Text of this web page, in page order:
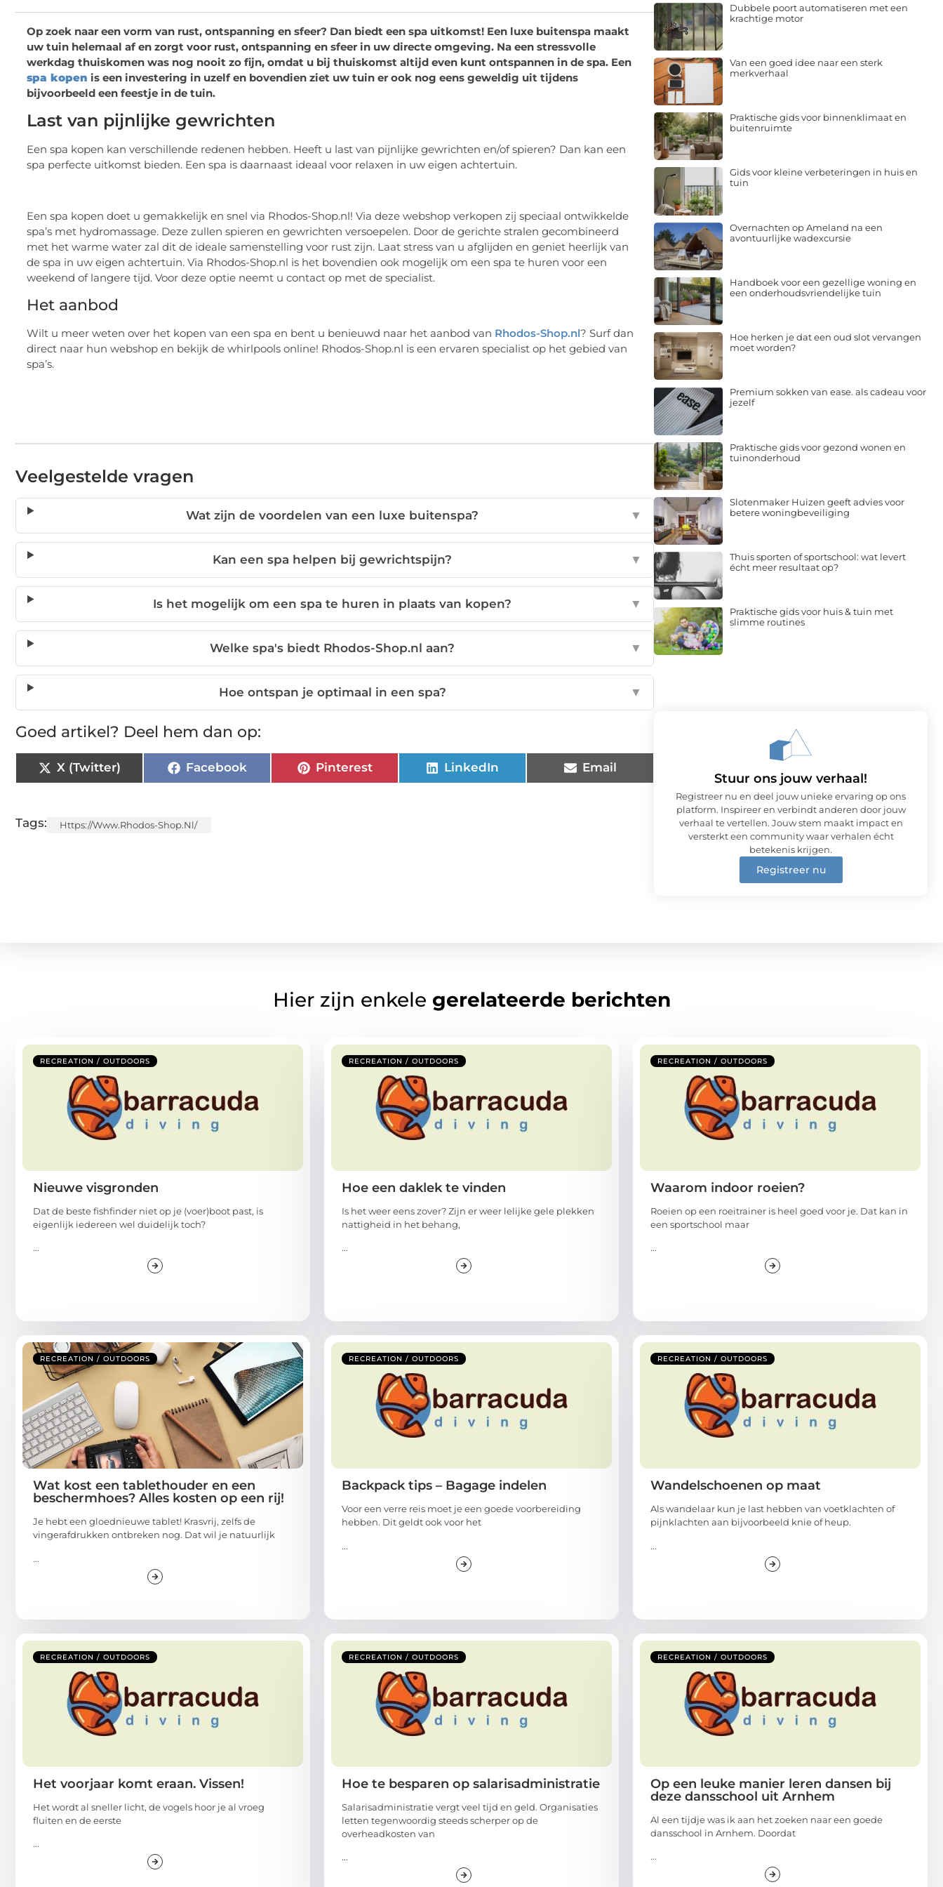
Op zoek naar een vorm van rust, ontspanning en sfeer? Dan biedt een spa uitkomst! Een luxe buitenspa maakt
uw tuin helemaal af en zorgt voor rust, ontspanning en sfeer in uw directe omgeving. Na een stressvolle
werkdag thuiskomen was nog nooit zo fijn, omdat u bij thuiskomst altijd even kunt ontspannen in de spa. Een
spa kopen is een investering in uzelf en bovendien ziet uw tuin er ook nog eens geweldig uit tijdens
bijvoorbeeld een feestje in de tuin.
Last van pijnlijke gewrichten
Een spa kopen kan verschillende redenen hebben. Heeft u last van pijnlijke gewrichten en/of spieren? Dan kan een
spa perfecte uitkomst bieden. Een spa is daarnaast ideaal voor relaxen in uw eigen achtertuin.
Een spa kopen doet u gemakkelijk en snel via Rhodos-Shop.nl! Via deze webshop verkopen zij speciaal ontwikkelde
spa’s met hydromassage. Deze zullen spieren en gewrichten versoepelen. Door de gerichte stralen gecombineerd
met het warme water zal dit de ideale samenstelling voor rust zijn. Laat stress van u afglijden en geniet heerlijk van
de spa in uw eigen achtertuin. Via Rhodos-Shop.nl is het bovendien ook mogelijk om een spa te huren voor een
weekend of langere tijd. Voor deze optie neemt u contact op met de specialist.
Het aanbod
Wilt u meer weten over het kopen van een spa en bent u benieuwd naar het aanbod van Rhodos-Shop.nl? Surf dan
direct naar hun webshop en bekijk de whirlpools online! Rhodos-Shop.nl is een ervaren specialist op het gebied van
spa’s.
Veelgestelde vragen
Wat zijn de voordelen van een luxe buitenspa? ▼
Kan een spa helpen bij gewrichtspijn? ▼
Is het mogelijk om een spa te huren in plaats van kopen? ▼
Welke spa's biedt Rhodos-Shop.nl aan? ▼
Hoe ontspan je optimaal in een spa? ▼
Goed artikel? Deel hem dan op:
X (Twitter) Facebook Pinterest LinkedIn Email
Tags: Https://www.rhodos-Shop.nl/
Dubbele poort automatiseren met een
krachtige motor
Van een goed idee naar een sterk
merkverhaal
Praktische gids voor binnenklimaat en
buitenruimte
Gids voor kleine verbeteringen in huis en
tuin
Overnachten op Ameland na een
avontuurlijke wadexcursie
Handboek voor een gezellige woning en
een onderhoudsvriendelijke tuin
Hoe herken je dat een oud slot vervangen
moet worden?
Premium sokken van ease. als cadeau voor
jezelf
Praktische gids voor gezond wonen en
tuinonderhoud
Slotenmaker Huizen geeft advies voor
betere woningbeveiliging
Thuis sporten of sportschool: wat levert
écht meer resultaat op?
Praktische gids voor huis & tuin met
slimme routines
Stuur ons jouw verhaal!
Registreer nu en deel jouw unieke ervaring op ons
platform. Inspireer en verbindt anderen door jouw
verhaal te vertellen. Jouw stem maakt impact en
versterkt een community waar verhalen écht
betekenis krijgen.
Registreer nu
Hier zijn enkele gerelateerde berichten
RECREATION / OUTDOORS
Nieuwe visgronden
Dat de beste fishfinder niet op je (voer)boot past, is
eigenlijk iedereen wel duidelijk toch?
...
RECREATION / OUTDOORS
Hoe een daklek te vinden
Is het weer eens zover? Zijn er weer lelijke gele plekken
nattigheid in het behang,
...
RECREATION / OUTDOORS
Waarom indoor roeien?
Roeien op een roeitrainer is heel goed voor je. Dat kan in
een sportschool maar
...
RECREATION / OUTDOORS
Wat kost een tablethouder en een
beschermhoes? Alles kosten op een rij!
Je hebt een gloednieuwe tablet! Krasvrij, zelfs de
vingerafdrukken ontbreken nog. Dat wil je natuurlijk
...
RECREATION / OUTDOORS
Backpack tips – Bagage indelen
Voor een verre reis moet je een goede voorbereiding
hebben. Dit geldt ook voor het
...
RECREATION / OUTDOORS
Wandelschoenen op maat
Als wandelaar kun je last hebben van voetklachten of
pijnklachten aan bijvoorbeeld knie of heup.
...
RECREATION / OUTDOORS
Het voorjaar komt eraan. Vissen!
Het wordt al sneller licht, de vogels hoor je al vroeg
fluiten en de eerste
...
RECREATION / OUTDOORS
Hoe te besparen op salarisadministratie
Salarisadministratie vergt veel tijd en geld. Organisaties
letten tegenwoordig steeds scherper op de
overheadkosten van
...
RECREATION / OUTDOORS
Op een leuke manier leren dansen bij
deze dansschool uit Arnhem
Al een tijdje was ik aan het zoeken naar een goede
dansschool in Arnhem. Doordat
...